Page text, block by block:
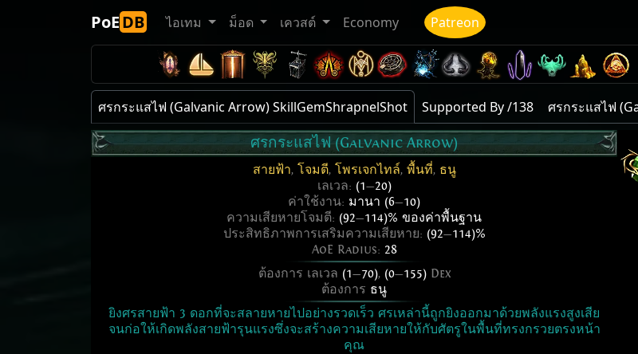
PoEDB ไอเทม ม็อด เควสต์ Economy Patreon
ศรกระแสไฟ (Galvanic Arrow) SkillGemShrapnelShot Supported By /138 ศรกระแสไฟ
ศรกระแสไฟ (Galvanic Arrow)
สายฟ้า, โจมตี, โพรเจกไทล์, พื้นที่, ธนู
เลเวล: (1—20)
ค่าใช้งาน: มานา (6—10)
ความเสียหายโจมตี: (92—114)% ของค่าพื้นฐาน
ประสิทธิภาพการเสริมความเสียหาย: (92—114)%
AoE Radius: 28
ต้องการ เลเวล (1—70), (0—155)Dex
ต้องการ ธนู
ยิงศรสายฟ้า 3 ดอกที่จะสลายหายไปอย่างรวดเร็ว ศรเหล่านี้ถูกยิงออกมาด้วยพลังแรงสูงเสีย
จนก่อให้เกิดพลังสายฟ้ารุนแรงซึ่งจะสร้างความเสียหายให้กับศัตรูในพื้นที่ทรงกรวยตรงหน้า
คุณ